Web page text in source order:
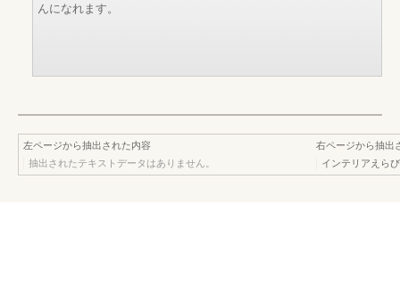
んになれます。
左ページから抽出された内容
抽出されたテキストデータはありません。
右ページから抽出
インテリアえら